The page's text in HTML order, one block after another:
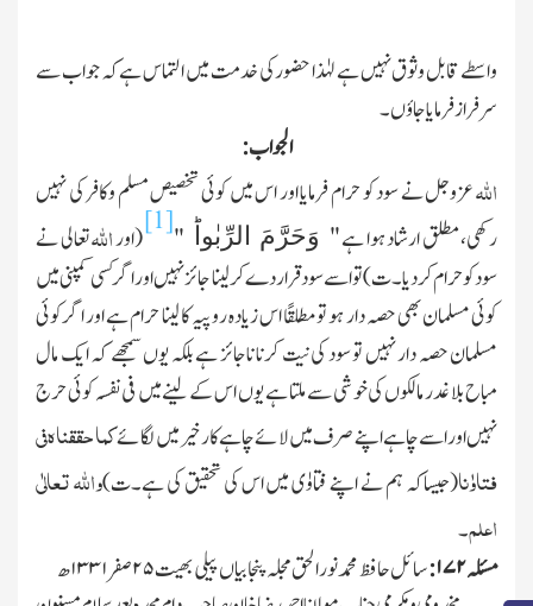
واسطے قابل وثوق نہیں ہے لہٰذا حضور کی خدمت میں التماس ہے کہ جواب سے
سرفراز فرمایا جاؤں۔
الجواب:
اللہعزوجل نے سود کو حرام فرمایا اور اس میں کوئی تخصیص مسلم وکافر کی نہیں
رکھی،مطلق ارشاد ہوا ہے" وَحَرَّمَ الرِّبٰواؕ "
[1](اوراللہتعالی نے
سود کوحرام کردیا۔ت) تو اسے سود قرار دے کرلینا جائز نہیں ا ور اگر کسی کمپنی میں
کوئی مسلمان بھی حصہ دار ہو تو مطلقًا اس زیادہ روپیہ کا لینا حرام ہے اور اگر کوئی
مسلمان حصہ دار نہیں تو سود کی نیت کرنا ناجائز ہے بلکہ یوں سمجھے کہ ایك مال
مباح بلا غدر مالکوں کی خوشی سے ملتا ہے یوں اس کے لینے میں فی نفسہ کوئی حرج
نہیں اوراسے چاہے اپنے صرف میں لائے چاہے کارخیر میں لگائےکما حققناہ فی
فتاوٰنا(جیساکہ ہم نے اپنے فتاوٰی میں اس کی تحقیق کی ہے۔ت)واللہ تعالٰی
اعلم۔
مسئلہ۱۷۲: سائل حافظ محمد نور الحق مجلہ پنجا بیاں پیلی بھیت۲۵صفر۱۳۳۱ھ